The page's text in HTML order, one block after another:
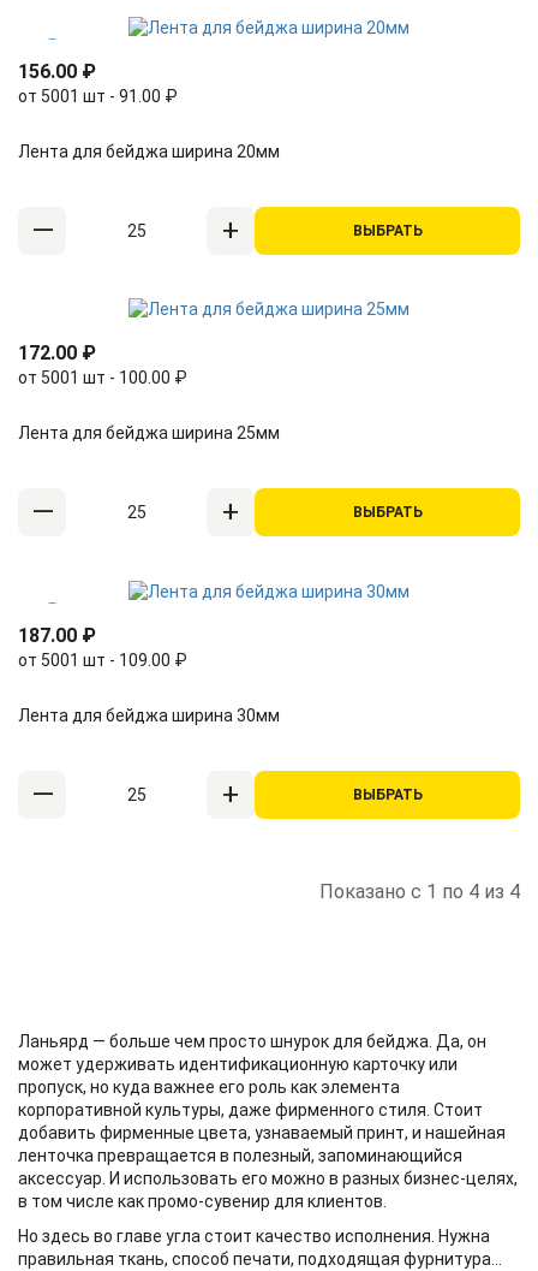
156.00 ₽
от 5001 шт - 91.00 ₽
Лента для бейджа ширина 20мм
ВЫБРАТЬ
172.00 ₽
от 5001 шт - 100.00 ₽
Лента для бейджа ширина 25мм
ВЫБРАТЬ
187.00 ₽
от 5001 шт - 109.00 ₽
Лента для бейджа ширина 30мм
ВЫБРАТЬ
Показано с 1 по 4 из 4
Ланьярд — больше чем просто шнурок для бейджа. Да, он
может удерживать идентификационную карточку или
пропуск, но куда важнее его роль как элемента
корпоративной культуры, даже фирменного стиля. Стоит
добавить фирменные цвета, узнаваемый принт, и нашейная
ленточка превращается в полезный, запоминающийся
аксессуар. И использовать его можно в разных бизнес-целях,
в том числе как промо-сувенир для клиентов.
Но здесь во главе угла стоит качество исполнения. Нужна
правильная ткань, способ печати, подходящая фурнитура…